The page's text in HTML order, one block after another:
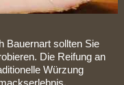
Bauernart sollten Sie
Die Reifung an
Würzung